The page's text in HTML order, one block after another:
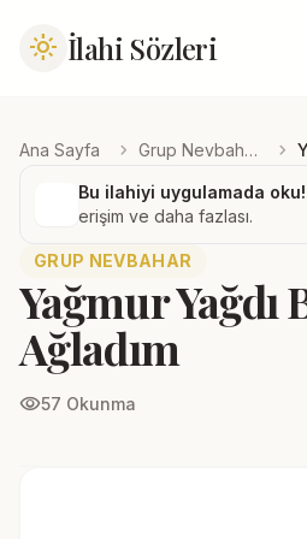
light_mode İlahi Sözleri
Ana Sayfa chevron_right Grup Nevbahar chevron_right
Bu ilahiyi uygulamada oku!
erişim ve daha fazlası.
GRUP NEVBAHAR
Yağmur Yağdı
Ağladım
visibility57 Okunma